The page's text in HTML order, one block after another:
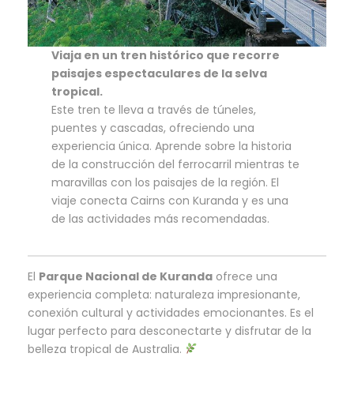
Viaja en un tren histórico que recorre
paisajes espectaculares de la selva
tropical.
Este tren te lleva a través de túneles,
puentes y cascadas, ofreciendo una
experiencia única. Aprende sobre la historia
de la construcción del ferrocarril mientras te
maravillas con los paisajes de la región. El
viaje conecta Cairns con Kuranda y es una
de las actividades más recomendadas.
El Parque Nacional de Kuranda ofrece una
experiencia completa: naturaleza impresionante,
conexión cultural y actividades emocionantes. Es el
lugar perfecto para desconectarte y disfrutar de la
belleza tropical de Australia.